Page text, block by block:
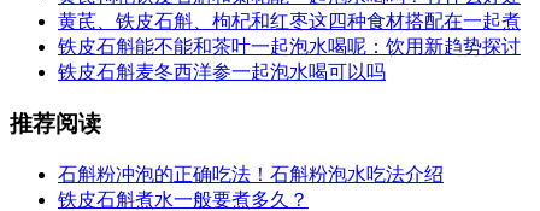
黄芪、铁皮石斛、枸杞和红枣这四种食材搭配在一起煮
铁皮石斛能不能和茶叶一起泡水喝呢：饮用新趋势探讨
铁皮石斛麦冬西洋参一起泡水喝可以吗
推荐阅读
石斛粉冲泡的正确吃法！石斛粉泡水吃法介绍
铁皮石斛煮水一般要煮多久？